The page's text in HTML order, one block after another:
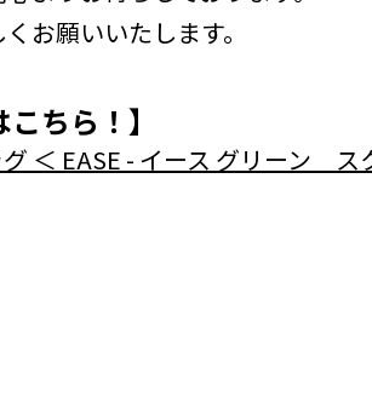
お願いいたします。
ちら！】
＜ EASE - イース グリーン ス